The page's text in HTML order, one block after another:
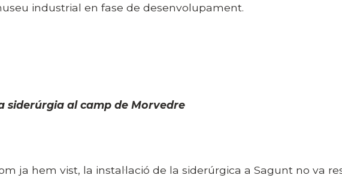
industrial en fase de desenvolupament.
siderúrgia al camp de Morvedre
ja hem vist, la instal·lació de la siderúrgica a Sagunt no va